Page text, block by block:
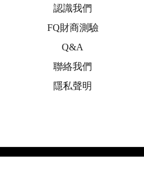
認識我們
FQ財商測驗
Q&A
聯絡我們
隱私聲明